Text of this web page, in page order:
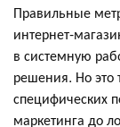
Правильные
интернет-
в системную
решения. Но это
специфических
маркетинга до